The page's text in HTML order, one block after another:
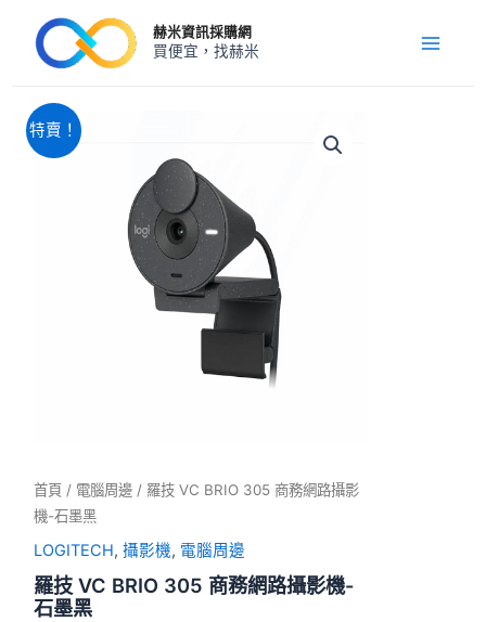
赫米資訊採購網
買便宜，找赫米
Menu
特賣！
首頁 / 電腦周邊 / 羅技 VC BRIO 305 商務網路攝影
機-石墨黑
LOGITECH,攝影機, 電腦周邊
羅技 VC BRIO 305 商務網路攝影機-
石墨黑
價
格：
NT$2,180。
羅
技
VC